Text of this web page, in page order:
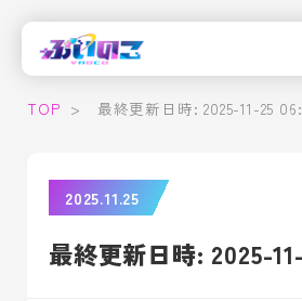
TOP > 最終更新日時: 2025-11-25
2025.11.25
最終更新日時: 2025-